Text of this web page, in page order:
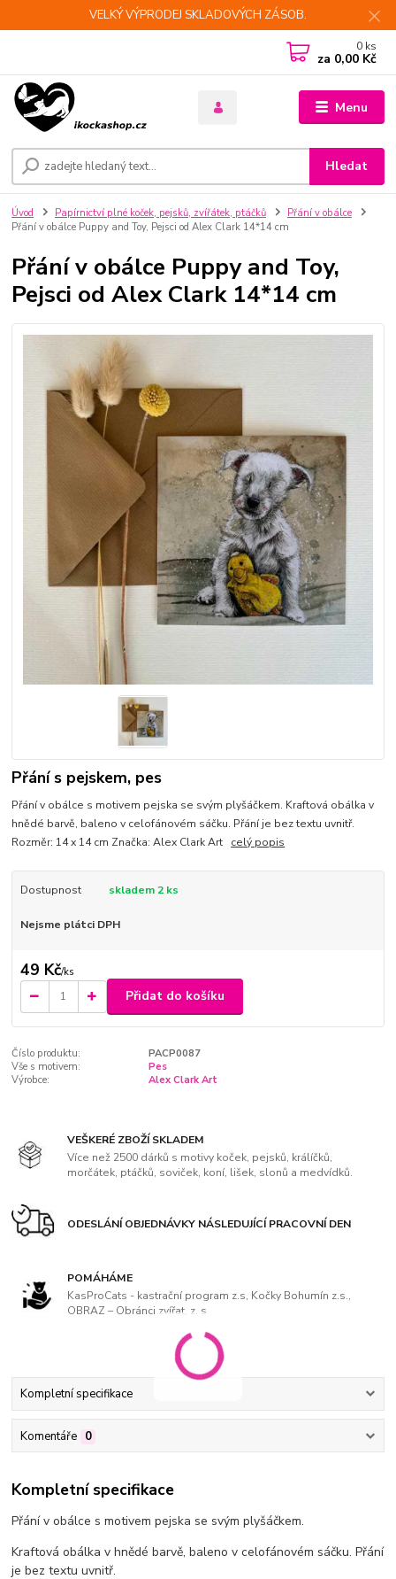
VELKÝ VÝPRODEJ SKLADOVÝCH ZÁSOB.
Menu
Hledat
0 ks
za 0,00 Kč
Úvod Papírnictví plné koček, pejsků, zvířátek, ptáčků
Přání v obálce
Přání v obálce Puppy and Toy, Pejsci od Alex Clark 14*14 cm
Přání v obálce Puppy and Toy,
Pejsci od Alex Clark 14*14 cm
Přání s pejskem, pes
Přání v obálce s motivem pejska se svým plyšáčkem. Kraftová obálka v
hnědé barvě, baleno v celofánovém sáčku. Přání je bez textu uvnitř.
Rozměr: 14 x 14 cm Značka: Alex Clark Art celý popis
Dostupnost skladem 2 ks
Nejsme plátci DPH
49 Kč/ks
Přidat do košíku
Číslo produktu:
PACP0087
Vše s motivem:
Pes
Výrobce:
Alex Clark Art
VEŠKERÉ ZBOŽÍ SKLADEM
Více než 2500 dárků s motivy koček, pejsků, králíčků,
morčátek, ptáčků, soviček, koní, lišek, slonů a medvídků.
ODESLÁNÍ OBJEDNÁVKY NÁSLEDUJÍCÍ PRACOVNÍ DEN
POMÁHÁME
KasProCats - kastrační program z.s, Kočky Bohumín z.s.,
OBRAZ – Obránci zvířat, z. s
Kompletní specifikace
Komentáře 0
Kompletní specifikace
Přání v obálce s motivem pejska se svým plyšáčkem.
Kraftová obálka v hnědé barvě, baleno v celofánovém sáčku. Přání
je bez textu uvnitř.